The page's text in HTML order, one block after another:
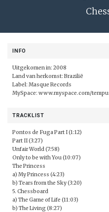
INFO
Uitgekomen in: 2008
Land van herkomst: Brazilië
Label: Masque Records
MySpace: www.myspace.com/
TRACKLIST
Pontos de Fuga Part I (1:12)
Part II (3:27)
Unfair World (7:58)
Only to be with You (10:07)
The Princess
a) My Princess (4:23)
b) Tears from the Sky (3:20)
5. Chessboard
a) The Game of Life (11:03)
b) The Living (8:27)